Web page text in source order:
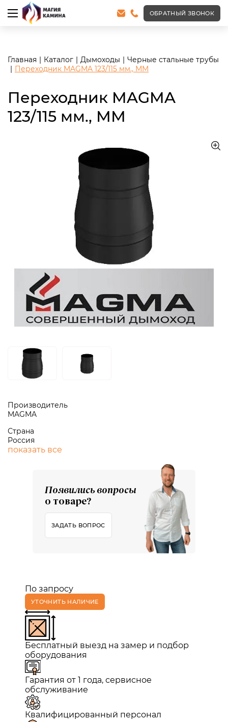
<meta name="robots" content="noindex, follow"/>
ОБРАТНЫЙ ЗВОНОК
Главная Каталог Дымоходы
Черные стальные трубы
Переходник MAGMA 123/115 мм., ММ
Переходник MAGMA
123/115 мм., ММ
Производитель
MAGMA
Страна
Россия
показать все
Появились вопросы
о товаре?
ЗАДАТЬ ВОПРОС
По запросу
УТОЧНИТЬ НАЛИЧИЕ
Бесплатный выезд на замер и подбор
оборудования
Гарантия от 1 года, сервисное
обслуживание
Квалифицированный персонал